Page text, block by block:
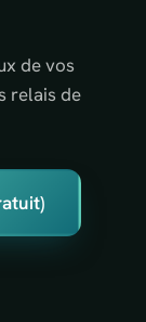
de vos
relais de